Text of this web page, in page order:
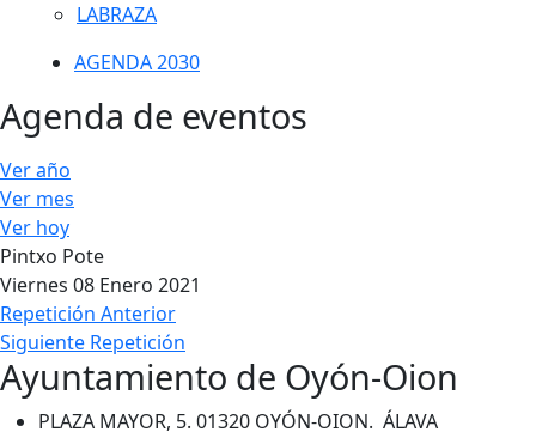
LABRAZA
AGENDA 2030
Agenda de eventos
Ver año
Ver mes
Ver hoy
Pintxo Pote
Viernes 08 Enero 2021
Repetición Anterior
Siguiente Repetición
Ayuntamiento de Oyón-Oion
PLAZA MAYOR, 5. 01320 OYÓN-OION. ÁLAVA